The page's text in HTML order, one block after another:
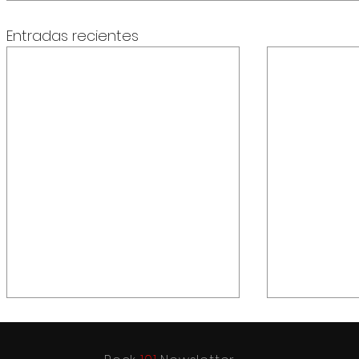
Entradas recientes